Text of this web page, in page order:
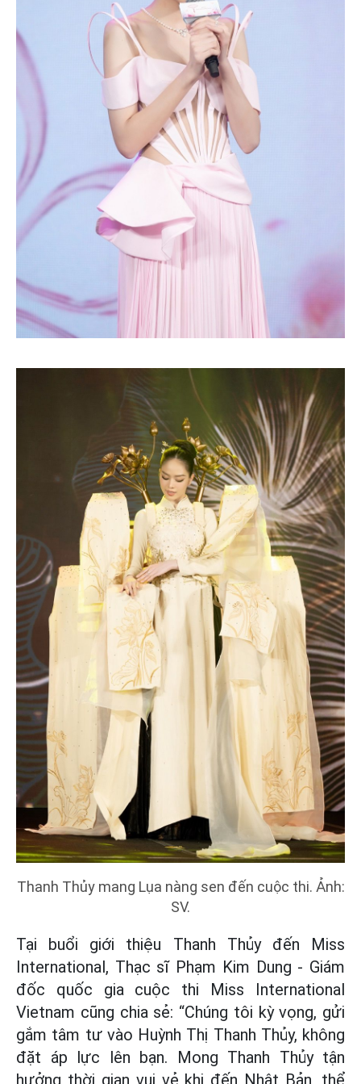
Thanh Thủy mang Lụa nàng sen đến cuộc thi. Ảnh:
SV.
Tại buổi giới thiệu Thanh Thủy đến Miss
International, Thạc sĩ Phạm Kim Dung - Giám
đốc quốc gia cuộc thi Miss International
Vietnam cũng chia sẻ: “Chúng tôi kỳ vọng, gửi
gắm tâm tư vào Huỳnh Thị Thanh Thủy, không
đặt áp lực lên bạn. Mong Thanh Thủy tận
hưởng thời gian vui vẻ khi đến Nhật Bản, thể